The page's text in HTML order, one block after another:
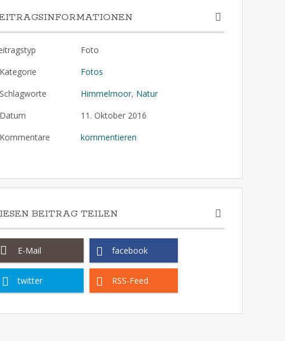
Foto
Kategorie
Fotos
Schlagworte
Himmelmoor, Natur
Datum
11. Oktober 2016
Kommentare
kommentieren
BEITRAG TEILEN
E-Mail facebook
twitter RSS-Feed